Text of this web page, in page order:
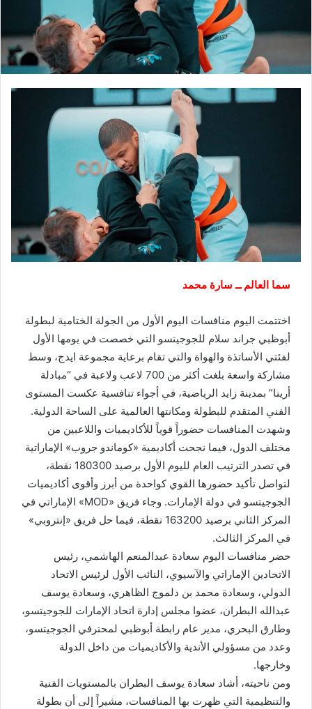
سما العالم ــ سارة محمد
اختتمت اليوم منافسات اليوم الأول من الجولة الختامية لبطولة
أبوظبي جراند سلام للجوجيتسو التي خصصت في يومها الأول
لفئتي الأساتذة والهواة والتي تقام برعاية مجموعة ايدج، وسط
مشاركة واسعة بلغت أكثر من 700 لاعب ولاعبة في “مبادلة
أرينا” بمدينة زايد الرياضية، في أجواء تنافسية عكست المستوى
الفني المتقدم للبطولة ومكانتها العالمية على الساحة الدولية.
وشهدت المنافسات حضوراً قوياً للأكاديميات واللاعبين من
مختلف الدول، فيما نجحت أكاديمية «كوماندو جروب» الإماراتية
في تصدر الترتيب العام لليوم الأول برصيد 180300 نقطة،
لتواصل تأكيد حضورها القوي كواحدة من أبرز وأقوى أكاديميات
الجوجيتسو في دولة الإمارات. وجاء فريق «MOD» الإماراتي في
المركز الثاني برصيد 163200 نقطة، فيما حل فريق «إنتروبي»
في المركز الثالث.
حضر منافسات اليوم سعادة عبدالمنعم الهاشمي، رئيس
الاتحادين الإماراتي والآسيوي، النائب الأول لرئيس الاتحاد
الدولي، وسعادة محمد بن دلموج الظاهري، وسعادة يوسف
عبدالله البطران، عضوا مجلس إدارة اتحاد الإمارات للجوجيتسو،
وطارق البحري، مدير عام رابطة أبوظبي لمحترفي الجوجيتسو،
وعدد من مسؤولي الأندية والأكاديميات من داخل الدولة
وخارجها.
ومن ناحيته، أشاد سعادة يوسف البطران بالمستويات الفنية
والتنظيمية التي ظهرت بها المنافسات، مشيراً إلى أن بطولة